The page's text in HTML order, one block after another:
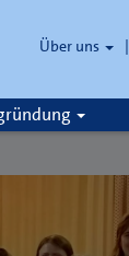
Über uns